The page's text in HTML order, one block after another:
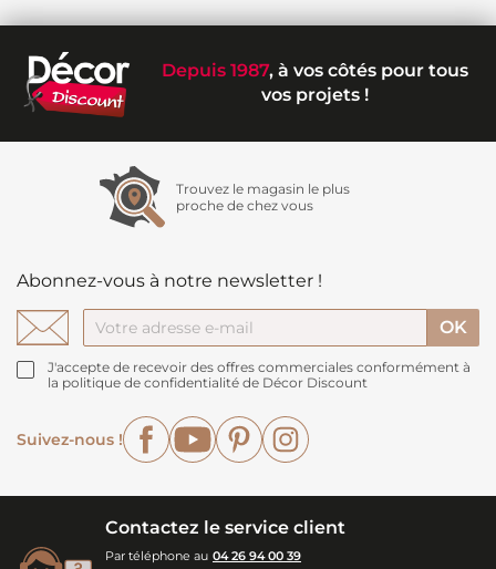
Depuis 1987, à vos côtés pour tous
vos projets !
Trouvez le magasin le plus
proche de chez vous
Abonnez-vous à notre newsletter !
J'accepte de recevoir des offres commerciales conformément à
la politique de confidentialité de Décor Discount
Suivez-nous !
FacebookYouTubePinterest
Contactez le service client
Par téléphone au 04 26 94 00 39